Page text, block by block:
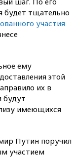
будет тщательно
участия
ему
этой
их в
будут
имеющихся
Путин поручил
участием